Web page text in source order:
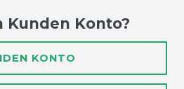
Kunden Konto?
KONTO